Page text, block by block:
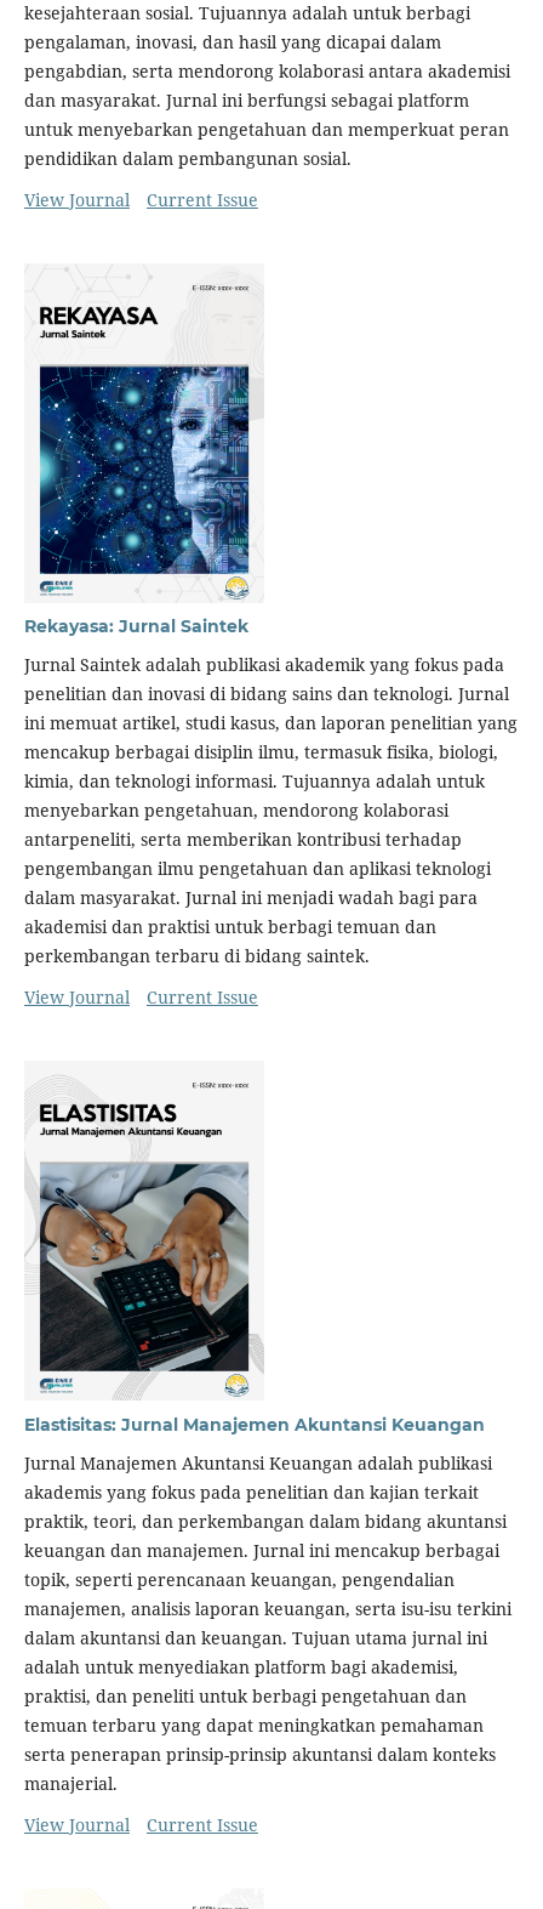
kesejahteraan sosial. Tujuannya adalah untuk berbagi
pengalaman, inovasi, dan hasil yang dicapai dalam
pengabdian, serta mendorong kolaborasi antara akademisi
dan masyarakat. Jurnal ini berfungsi sebagai platform
untuk menyebarkan pengetahuan dan memperkuat peran
pendidikan dalam pembangunan sosial.
View Journal
Current Issue
Rekayasa: Jurnal Saintek
Jurnal Saintek adalah publikasi akademik yang fokus pada
penelitian dan inovasi di bidang sains dan teknologi. Jurnal
ini memuat artikel, studi kasus, dan laporan penelitian yang
mencakup berbagai disiplin ilmu, termasuk fisika, biologi,
kimia, dan teknologi informasi. Tujuannya adalah untuk
menyebarkan pengetahuan, mendorong kolaborasi
antarpeneliti, serta memberikan kontribusi terhadap
pengembangan ilmu pengetahuan dan aplikasi teknologi
dalam masyarakat. Jurnal ini menjadi wadah bagi para
akademisi dan praktisi untuk berbagi temuan dan
perkembangan terbaru di bidang saintek.
View Journal
Current Issue
Elastisitas: Jurnal Manajemen Akuntansi Keuangan
Jurnal Manajemen Akuntansi Keuangan adalah publikasi
akademis yang fokus pada penelitian dan kajian terkait
praktik, teori, dan perkembangan dalam bidang akuntansi
keuangan dan manajemen. Jurnal ini mencakup berbagai
topik, seperti perencanaan keuangan, pengendalian
manajemen, analisis laporan keuangan, serta isu-isu terkini
dalam akuntansi dan keuangan. Tujuan utama jurnal ini
adalah untuk menyediakan platform bagi akademisi,
praktisi, dan peneliti untuk berbagi pengetahuan dan
temuan terbaru yang dapat meningkatkan pemahaman
serta penerapan prinsip-prinsip akuntansi dalam konteks
manajerial.
View Journal
Current Issue